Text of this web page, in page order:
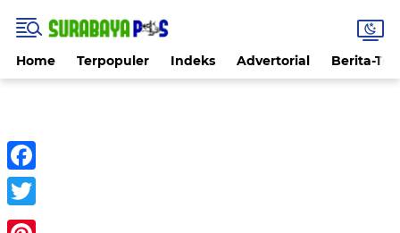
Home Terpopuler Indeks Advertorial Berita-
Facebook
Twitter